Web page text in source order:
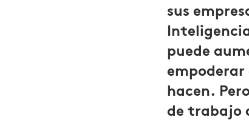
sus
puede
empoderar
hacen.
de trabajo